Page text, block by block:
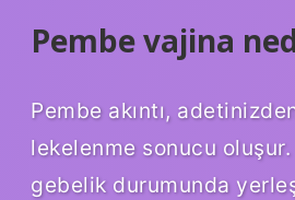
Pembe vajina
Pembe akıntı,
lekelenme sonucu oluşur.
gebelik durumunda